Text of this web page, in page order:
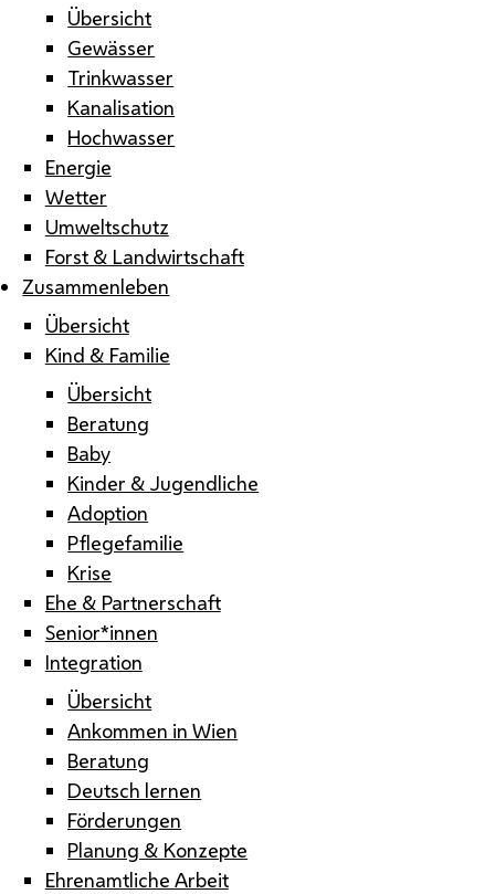
Übersicht
Gewässer
Trinkwasser
Kanalisation
Hochwasser
Energie
Wetter
Umweltschutz
Forst & Landwirtschaft
Zusammenleben
Übersicht
Kind & Familie
Übersicht
Beratung
Baby
Kinder & Jugendliche
Adoption
Pflegefamilie
Krise
Ehe & Partnerschaft
Senior*innen
Integration
Übersicht
Ankommen in Wien
Beratung
Deutsch lernen
Förderungen
Planung & Konzepte
Ehrenamtliche Arbeit